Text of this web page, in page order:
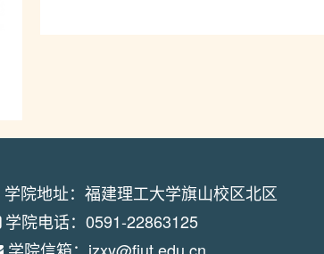
学院地址：福建理工大学旗山校区北区
学院电话：0591-22863125